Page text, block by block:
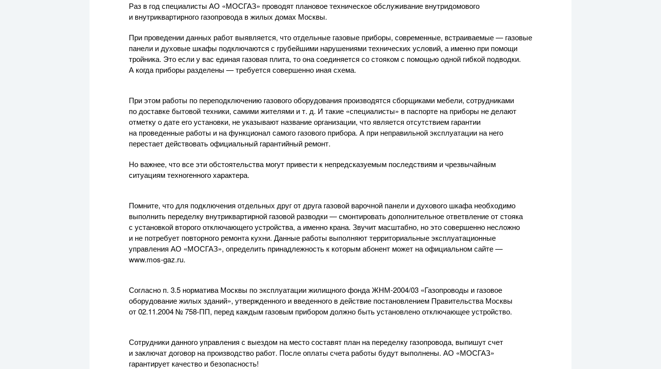
Раз в год специалисты АО «МОСГАЗ» проводят плановое техническое обслуживание внутридомового
и внутриквартирного газопровода в жилых домах Москвы.
При проведении данных работ выявляется, что отдельные газовые приборы, современные, встраиваемые — газовые
панели и духовые шкафы подключаются с грубейшими нарушениями технических условий, а именно при помощи
тройника. Это если у вас единая газовая плита, то она соединяется со стояком с помощью одной гибкой подводки.
А когда приборы разделены — требуется совершенно иная схема.
При этом работы по переподключению газового оборудования производятся сборщиками мебели, сотрудниками
по доставке бытовой техники, самими жителями и т. д. И такие «специалисты» в паспорте на приборы не делают
отметку о дате его установки, не указывают название организации, что является отсутствием гарантии
на проведенные работы и на функционал самого газового прибора. А при неправильной эксплуатации на него
перестает действовать официальный гарантийный ремонт.
Но важнее, что все эти обстоятельства могут привести к непредсказуемым последствиям и чрезвычайным
ситуациям техногенного характера.
Помните, что для подключения отдельных друг от друга газовой варочной панели и духового шкафа необходимо
выполнить переделку внутриквартирной газовой разводки — смонтировать дополнительное ответвление от стояка
с установкой второго отключающего устройства, а именно крана. Звучит масштабно, но это совершенно несложно
и не потребует повторного ремонта кухни. Данные работы выполняют территориальные эксплуатационные
управления АО «МОСГАЗ», определить принадлежность к которым абонент может на официальном сайте —
www.mos-gaz.ru.
Согласно п. 3.5 норматива Москвы по эксплуатации жилищного фондаЖНМ-2004/03 «Газопроводы и газовое
оборудование жилых зданий», утвержденного и введенного в действие постановлением Правительства Москвы
от02.11.2004№758-ПП, перед каждым газовым прибором должно быть установлено отключающее устройство.
Сотрудники данного управления с выездом на место составят план на переделку газопровода, выпишут счет
и заключат договор на производство работ. После оплаты счета работы будут выполнены. АО «МОСГАЗ»
гарантирует качество и безопасность!